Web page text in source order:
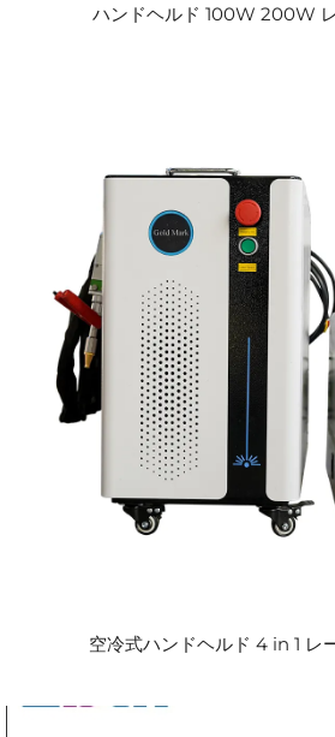
ハンドヘルド 100W 200W
空冷式ハンドヘルド 4 in 1 レ